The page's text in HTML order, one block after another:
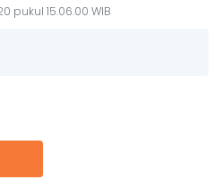
pukul 15.06.00 WIB